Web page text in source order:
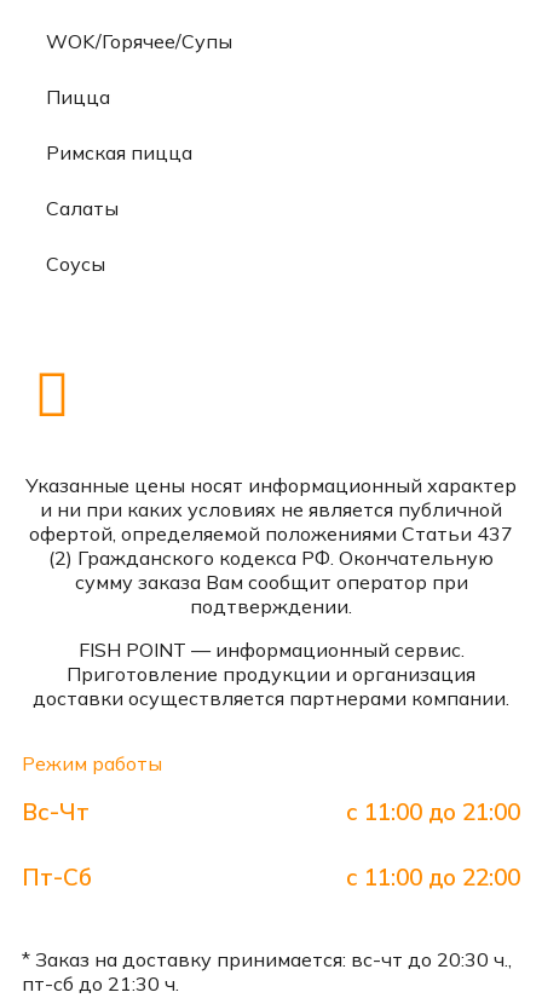
WOK/Горячее/Супы
Пицца
Римская пицца
Салаты
Соусы
Указанные цены носят информационный характер
и ни при каких условиях не является публичной
офертой, определяемой положениями Статьи 437
(2) Гражданского кодекса РФ. Окончательную
сумму заказа Вам сообщит оператор при
подтверждении.
FISH POINT — информационный сервис.
Приготовление продукции и организация
доставки осуществляется партнерами компании.
Режим работы
Вс-Чт с 11:00 до 21:00
Пт-Сб с 11:00 до 22:00
* Заказ на доставку принимается: вс-чт до 20:30 ч.,
пт-сб до 21:30 ч.